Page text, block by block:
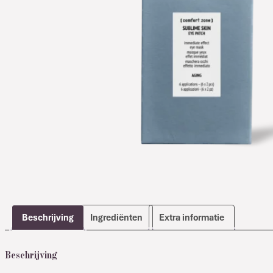
Beschrijving Ingrediënten Extra informatie
Beschrijving